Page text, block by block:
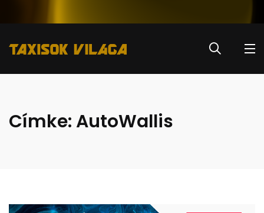
Címke: AutoWallis